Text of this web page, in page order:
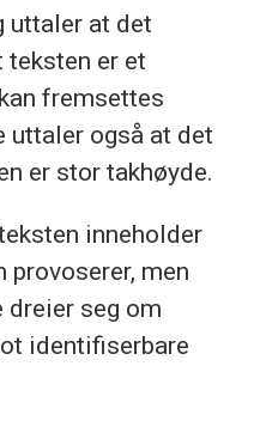
uttaler at det
er et
fremsettes
uttaler også at det
er stor takhøyde.
inneholder
provoserer, men
dreier seg om
identifiserbare